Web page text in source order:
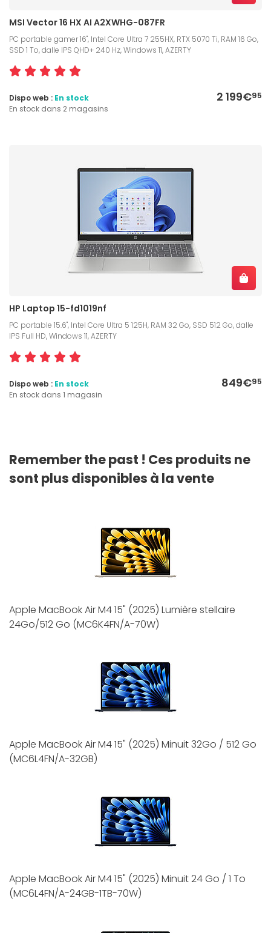
MSI Vector 16 HX AI A2XWHG-087FR
PC portable gamer 16", Intel Core Ultra 7 255HX, RTX 5070 Ti, RAM 16 Go,
SSD 1 To, dalle IPS QHD+ 240 Hz, Windows 11, AZERTY
2 199€95
Dispo web : En stock
En stock dans 2 magasins
HP Laptop 15-fd1019nf
PC portable 15.6", Intel Core Ultra 5 125H, RAM 32 Go, SSD 512 Go, dalle
IPS Full HD, Windows 11, AZERTY
849€95
Dispo web : En stock
En stock dans 1 magasin
Remember the past ! Ces produits ne
sont plus disponibles à la vente
Apple MacBook Air M4 15" (2025) Lumière stellaire
24Go/512 Go (MC6K4FN/A-70W)
Apple MacBook Air M4 15" (2025) Minuit 32Go / 512 Go
(MC6L4FN/A-32GB)
Apple MacBook Air M4 15" (2025) Minuit 24 Go / 1 To
(MC6L4FN/A-24GB-1TB-70W)